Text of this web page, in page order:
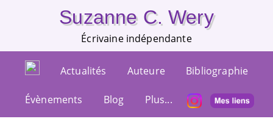
Suzanne C. Wery
Écrivaine indépendante
Actualités Auteure Bibliographie
Évènements Blog Plus...